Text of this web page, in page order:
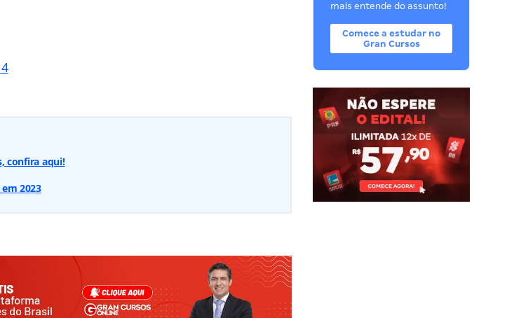
confira aqui!
2023
mais entende do assunto!
Comece a estudar no
Gran Cursos